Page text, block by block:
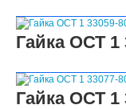
Гайка ОСТ 1
Гайка ОСТ 1